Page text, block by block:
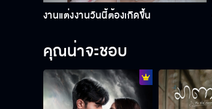
งานแต่งงานวันนี้ต้องเกิดขึ้น
คุณน่าจะชอบ